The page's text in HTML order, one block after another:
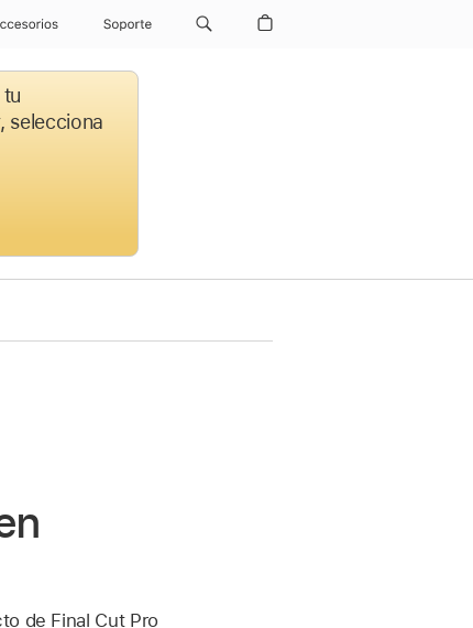
Soporte
selecciona
de Final Cut Pro